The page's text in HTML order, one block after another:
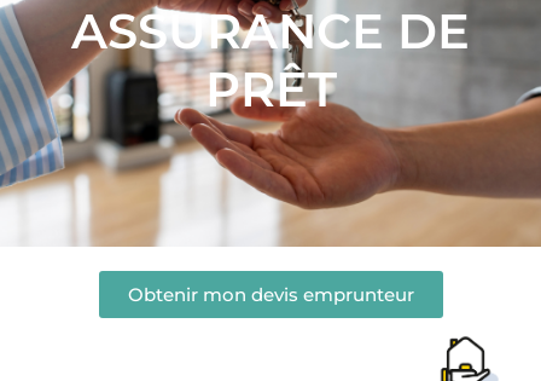
ASSURANCE DE
PRÊT
Obtenir mon devis emprunteur